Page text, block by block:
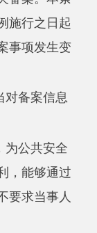
保护义
使用
，不得
下列措
人员
度；